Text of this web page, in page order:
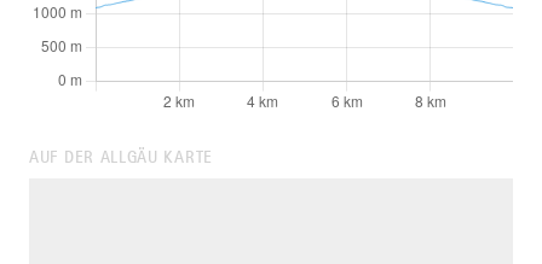
AUF DER ALLGÄU KARTE